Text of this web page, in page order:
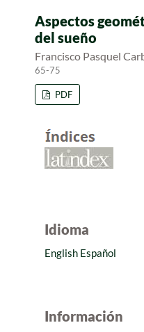
Aspectos
del sueño
Francisco Pasquel
65-75
PDF
Idioma
English Español
Información